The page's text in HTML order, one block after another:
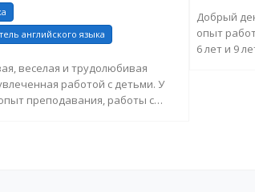
английского языка
веселая и трудолюбивая
работой с детьми. У
преподавания, работы с
Добрый
опыт
6 лет и 9